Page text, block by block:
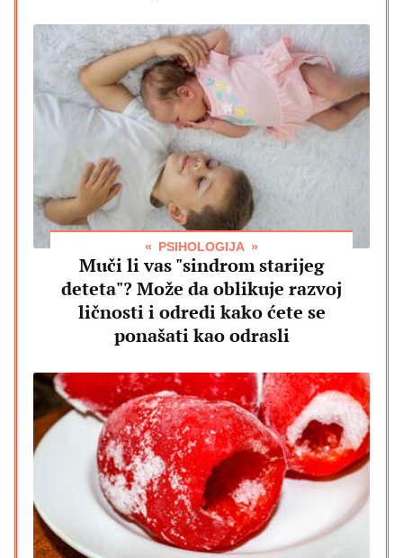
PSIHOLOGIJA
Muči li vas "sindrom starijeg
deteta"? Može da oblikuje razvoj
ličnosti i odredi kako ćete se
ponašati kao odrasli